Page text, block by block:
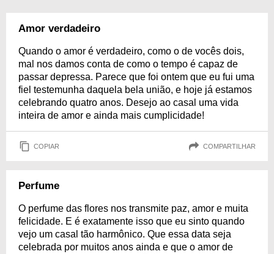
Amor verdadeiro
Quando o amor é verdadeiro, como o de vocês dois,
mal nos damos conta de como o tempo é capaz de
passar depressa. Parece que foi ontem que eu fui uma
fiel testemunha daquela bela união, e hoje já estamos
celebrando quatro anos. Desejo ao casal uma vida
inteira de amor e ainda mais cumplicidade!
COPIAR COMPARTILHAR
Perfume
O perfume das flores nos transmite paz, amor e muita
felicidade. E é exatamente isso que eu sinto quando
vejo um casal tão harmônico. Que essa data seja
celebrada por muitos anos ainda e que o amor de